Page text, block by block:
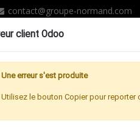
contact@groupe-normand.com
Accueil
client Odoo
Une erreur s'est produite
Utilisez le bouton Copier pour reporter